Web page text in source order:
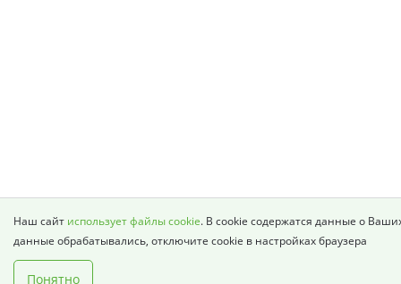
Наш сайт использует файлы cookie. В cookie содержатся данные о
данные обрабатывались, отключите cookie в настройках браузера
Понятно